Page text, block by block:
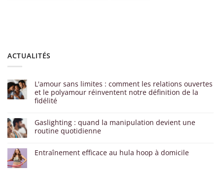
ACTUALITÉS
L'amour sans limites : comment les relations ouvertes
et le polyamour réinventent notre définition de la
fidélité
Gaslighting : quand la manipulation devient une
routine quotidienne
Entraînement efficace au hula hoop à domicile